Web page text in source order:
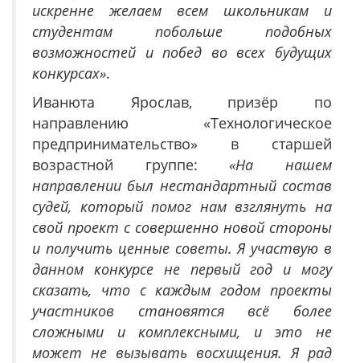
искренне желаем всем школьникам и
студентам побольше подобных
возможностей и побед во всех будущих
конкурсах».
Иванюта Ярослав, призёр по
направлению «Технологическое
предпринимательство» в старшей
возрастной группе:«На нашем
направлении был нестандартный состав
судей, который помог нам взглянуть на
свой проект с совершенно новой стороны
и получить ценные советы. Я участвую в
данном конкурсе не первый год и могу
сказать, что с каждым годом проекты
участников становятся всё более
сложными и комплексными, и это не
может не вызывать восхищения. Я рад